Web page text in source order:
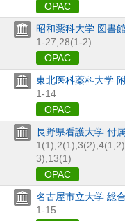
OPAC
昭和薬科大学 図書
1-27,28(1-2)
OPAC
東北医科薬科大学
1-14
OPAC
長野県看護大学 付
1(1),2(1),3(2),4(1,
3),13(1)
OPAC
名古屋市立大学 総
1-15